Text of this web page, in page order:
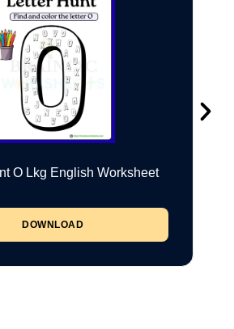
O Lkg English Worksheet
DOWNLOAD